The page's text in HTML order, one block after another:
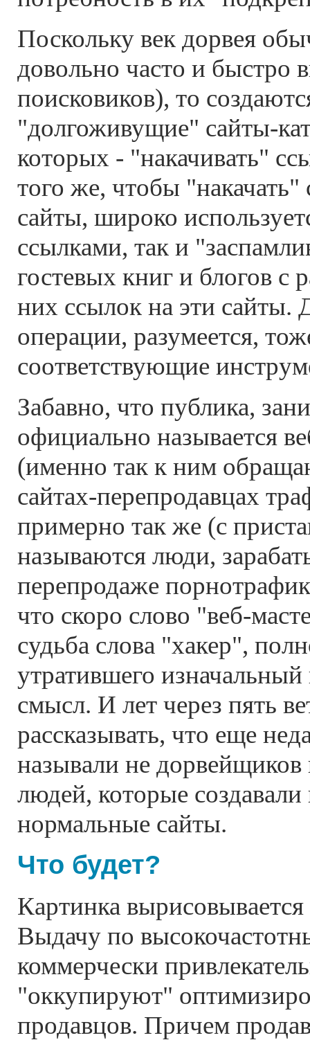
Поскольку век дорвея
довольно часто и быстро
поисковиков), то
"долгоживущие" сайты-
которых - "накачивать"
того же, чтобы
сайты, широко
ссылками, так и
гостевых книг и блогов с
них ссылок на эти сайты.
операции, разумеется,
соответствующие
Забавно, что публика,
официально называется
(именно так к ним
сайтах-перепродавцах
примерно так же (с
называются люди,
перепродаже
что скоро слово "веб-
судьба слова "хакер",
утратившего
смысл. И лет через пять
рассказывать, что еще
называли не дорвейщиков
людей, которые
нормальные сайты.
Что будет?
Картинка
Выдачу по
коммерчески
"оккупируют"
продавцов. Причем